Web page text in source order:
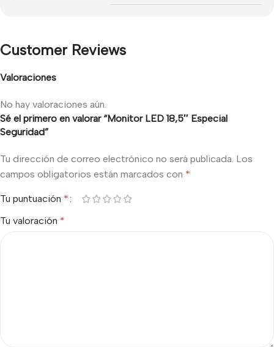
Customer Reviews
Valoraciones
No hay valoraciones aún.
Sé el primero en valorar “Monitor LED 18,5″ Especial
Seguridad”
Tu dirección de correo electrónico no será publicada. Los
campos obligatorios están marcados con *
Tu puntuación *
Tu valoración *